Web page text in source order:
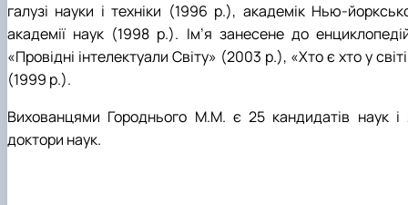
галузі науки і техніки (1996 р.), академік Нью-
академії наук (1998 р.). Ім’я занесене до
«Провідні інтелектуали Світу» (2003 р.), «Хто є хто у
(1999 р.).
Вихованцями Городнього М.М. є 25 кандидатів наук і
доктори наук.